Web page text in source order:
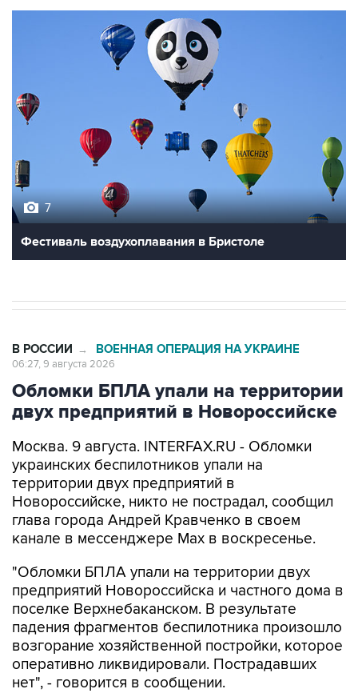
Фестиваль воздухоплавания в Бристоле
Обломки БПЛА упали на территории
двух предприятий в Новороссийске
Москва. 9 августа. INTERFAX.RU - Обломки
территории двух предприятий в
Новороссийске, никто не пострадал, сообщил
глава города Андрей Кравченко в своем
канале в мессенджере Max в воскресенье.
"Обломки БПЛА упали на территории двух
поселке Верхнебаканском. В результате
падения фрагментов беспилотника произошло
возгорание хозяйственной постройки, которое
оперативно ликвидировали. Пострадавших
нет", - говорится в сообщении.